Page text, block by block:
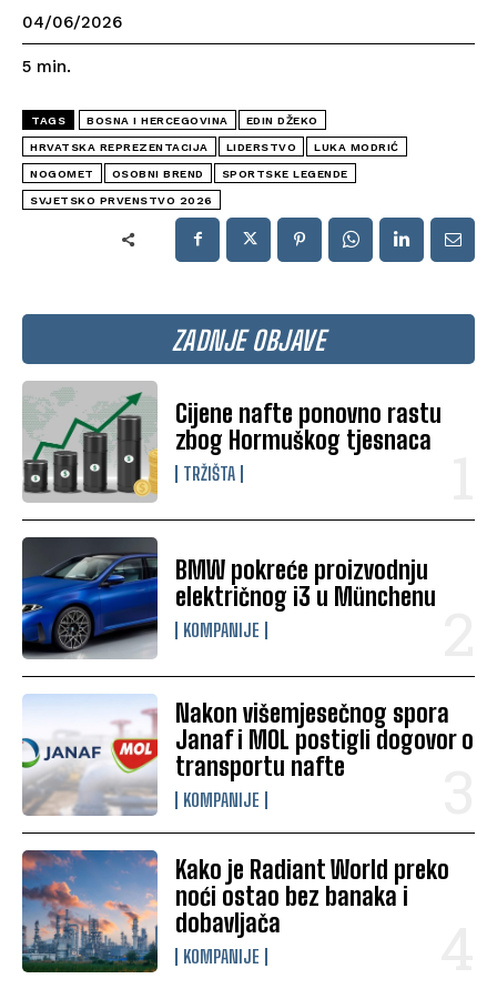
ZADNJE OBJAVE
Cijene nafte ponovno rastu
zbog Hormuškog tjesnaca
TRŽIŠTA
BMW pokreće proizvodnju
električnog i3 u Münchenu
KOMPANIJE
Nakon višemjesečnog spora
Janaf i MOL postigli dogovor o
transportu nafte
KOMPANIJE
Kako je Radiant World preko
noći ostao bez banaka i
dobavljača
KOMPANIJE
04/06/2026
5 min.
TAGS BOSNA I HERCEGOVINA EDIN DŽEKO
HRVATSKA REPREZENTACIJA LIDERSTVO LUKA MODRIĆ
NOGOMET OSOBNI BREND SPORTSKE LEGENDE
SVJETSKO PRVENSTVO 2026